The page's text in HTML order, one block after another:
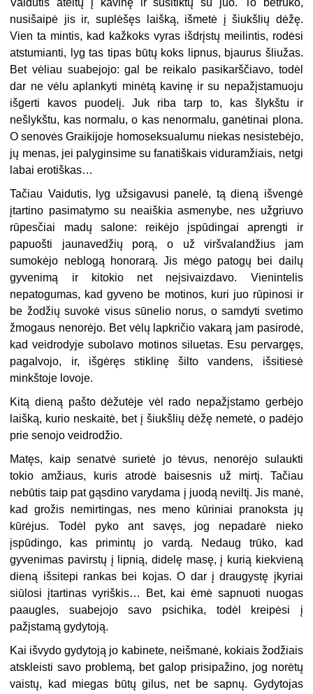
Vaidutis ateitų į kavinę ir susitiktų su juo. To betrūko,
nusišaipė jis ir, suplėšęs laišką, išmetė į šiukšlių dėžę.
Vien ta mintis, kad kažkoks vyras išdrįstų meilintis, rodėsi
atstumianti, lyg tas tipas būtų koks lipnus, bjaurus šliužas.
Bet vėliau suabejojo: gal be reikalo pasikarščiavo, todėl
dar ne vėlu aplankyti minėtą kavinę ir su nepažįstamuoju
išgerti kavos puodelį. Juk riba tarp to, kas šlykštu ir
nešlykštu, kas normalu, o kas nenormalu, ganėtinai plona.
O senovės Graikijoje homoseksualumu niekas nesistebėjo,
jų menas, jei palyginsime su fanatiškais viduramžiais, netgi
labai erotiškas…
Tačiau Vaidutis, lyg užsigavusi panelė, tą dieną išvengė
įtartino pasimatymo su neaiškia asmenybe, nes užgriuvo
rūpesčiai madų salone: reikėjo įspūdingai aprengti ir
papuošti jaunavedžių porą, o už viršvalandžius jam
sumokėjo neblogą honorarą. Jis mėgo patogų bei dailų
gyvenimą ir kitokio net neįsivaizdavo. Vienintelis
nepatogumas, kad gyveno be motinos, kuri juo rūpinosi ir
be žodžių suvokė visus sūnelio norus, o samdyti svetimo
žmogaus nenorėjo. Bet vėlų lapkričio vakarą jam pasirodė,
kad veidrodyje subolavo motinos siluetas. Esu pervargęs,
pagalvojo, ir, išgėręs stiklinę šilto vandens, išsitiesė
minkštoje lovoje.
Kitą dieną pašto dėžutėje vėl rado nepažįstamo gerbėjo
laišką, kurio neskaitė, bet į šiukšlių dėžę nemetė, o padėjo
prie senojo veidrodžio.
Matęs, kaip senatvė surietė jo tėvus, nenorėjo sulaukti
tokio amžiaus, kuris atrodė baisesnis už mirtį. Tačiau
nebūtis taip pat gąsdino varydama į juodą neviltį. Jis manė,
kad grožis nemirtingas, nes meno kūriniai pranoksta jų
kūrėjus. Todėl pyko ant savęs, jog nepadarė nieko
įspūdingo, kas primintų jo vardą. Nedaug trūko, kad
gyvenimas pavirstų į lipnią, didelę masę, į kurią kiekvieną
dieną išsitepi rankas bei kojas. O dar į draugystę įkyriai
siūlosi įtartinas vyriškis… Bet, kai ėmė sapnuoti nuogas
paaugles, suabejojo savo psichika, todėl kreipėsi į
pažįstamą gydytoją.
Kai išvydo gydytoją jo kabinete, neišmanė, kokiais žodžiais
atskleisti savo problemą, bet galop prisipažino, jog norėtų
vaistų, kad miegas būtų gilus, net be sapnų. Gydytojas